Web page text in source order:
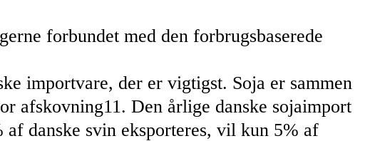
forbundet med den forbrugsbaserede
importvare, der er vigtigst. Soja er sammen
afskovning11. Den årlige danske sojaimport
danske svin eksporteres, vil kun 5% af